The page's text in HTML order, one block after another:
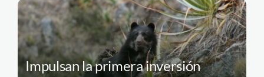
Impulsan la primera inversión